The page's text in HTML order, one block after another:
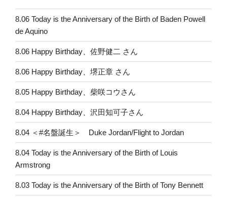
8.06 Today is the Anniversary of the Birth of Baden Powell
de Aquino
8.06 Happy Birthday、佐野健二 さん
8.06 Happy Birthday、堺正章 さん
8.05 Happy Birthday、柴咲コウさん
8.04 Happy Birthday、沢田知可子さん
8.04 ＜#名盤誕生＞ Duke Jordan/Flight to Jordan
8.04 Today is the Anniversary of the Birth of Louis
Armstrong
8.03 Today is the Anniversary of the Birth of Tony Bennett